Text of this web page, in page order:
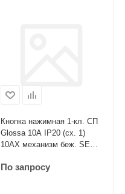
Кнопка нажимная 1-кл. СП
Glossa 10А IP20 (сх. 1)
10AX механизм беж. SE
По запросу